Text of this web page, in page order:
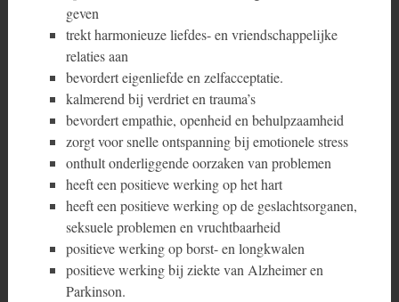
geven
trekt harmonieuze liefdes- en vriendschappelijke
relaties aan
bevordert eigenliefde en zelfacceptatie.
kalmerend bij verdriet en trauma’s
bevordert empathie, openheid en behulpzaamheid
zorgt voor snelle ontspanning bij emotionele stress
onthult onderliggende oorzaken van problemen
heeft een positieve werking op het hart
heeft een positieve werking op de geslachtsorganen,
seksuele problemen en vruchtbaarheid
positieve werking op borst- en longkwalen
positieve werking bij ziekte van Alzheimer en
Parkinson.